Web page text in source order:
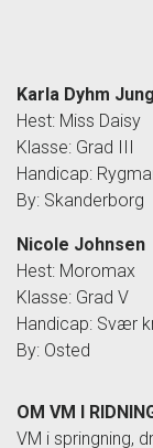
Karla Dyhm
Hest: Miss Daisy
Klasse: Grad III
Handicap:
By: Skanderborg
Nicole Johnsen
Hest: Moromax
Klasse: Grad V
Handicap: Svær
By: Osted
OM VM I
VM i springning,